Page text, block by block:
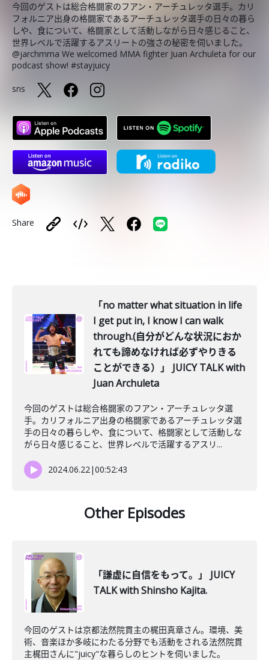
今回のゲストは総合格闘家のフアン・アーチュレッタ選手。カリ
フォルニア出身の格闘家であるアーチュレッタ選手の日々の暮ら
しや、食について、格闘家として活動しながら日々感じること、
世界レベルで活躍するアスリートの強さの秘密を伺いました。
@jarchmma We welcomed MMA fighter Juan Archuleta for our
podcast show! #stayjuicy
sns
Share
「no matter what situation in life
I get put in, I know I can walk
through.(自分がどんな状況におか
れても諦めなければ必ずやりきる
ことができる）」 JUICY TALK with
Juan Archuleta
今回のゲストは総合格闘家のフアン・アーチュレッタ選
手。カリフォルニア出身の格闘家であるアーチュレッタ選
手の日々の暮らしや、食について、格闘家として活動しな
がら日々感じること、世界レベルで活躍するアスリ...
2024.06.22|00:52:43
Other Episodes
「謙虚に自信をもって。」 JUICY
TALK with Shinsho Kajita.
今回のゲストは京都法然院貫主の梶田真章さん。環境、美
術、音楽ほか多岐にわたる分野でも活動をされる法然院貫
主梶田さんに"juicy"な暮らしのヒントを伺いました。